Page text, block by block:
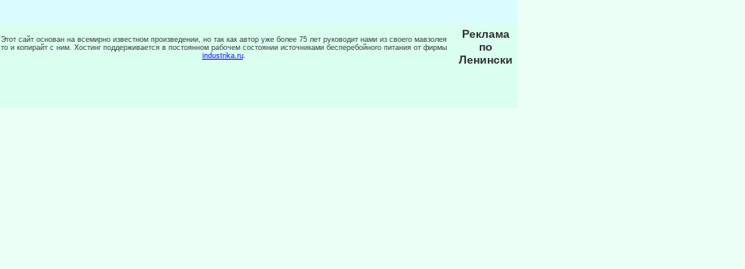
Этот сайт основан на всемирно известном произведении, но так как автор уже более 75 лет руководит нами из своего мавзолея
то и копирайт с ним. Хостинг поддерживается в постоянном рабочем состоянии источниками бесперебойного питания от фирмы
industrika.ru.
Реклама
по
Ленински